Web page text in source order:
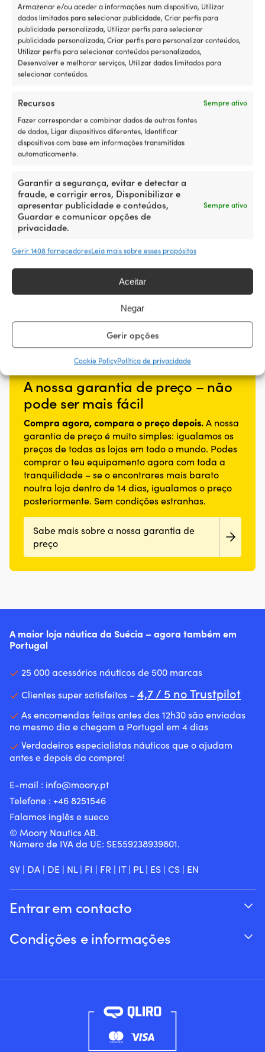
Armazenar e/ou aceder a informações num dispositivo, Utilizar
dados limitados para selecionar publicidade, Criar perfis para
publicidade personalizada, Utilizar perfis para selecionar
publicidade personalizada, Criar perfis para personalizar conteúdos,
Utilizar perfis para selecionar conteúdos personalizados,
Desenvolver e melhorar serviços, Utilizar dados limitados para
selecionar conteúdos.
Recursos
Sempre ativo
Fazer corresponder e combinar dados de outras fontes
de dados, Ligar dispositivos diferentes, Identificar
dispositivos com base em informações transmitidas
automaticamente.
Garantir a segurança, evitar e detectar a
fraude, e corrigir erros, Disponibilizar e
apresentar publicidade e conteúdos,
Guardar e comunicar opções de
privacidade.
Sempre ativo
Gerir 1408 fornecedoresLeia mais sobre esses propósitos
Aceitar
Negar
Gerir opções
Cookie PolicyPolítica de privacidade
Strömshaga
LÂMPADAS A ÓLEO SÃO ALIMENTADAS POR
Óleo para lamparina
QUEIMADOR
DIMENSÕES
Ø80 mm x 250 mm
7332771039549
LINK PARA O FABRICANTE
https://www.stromshaga.se/belysning/gammaldags-
belysning/fotogenlampor/fotogenlampa-rak-svart-liten
A nossa garantia de preço – não
pode ser mais fácil
Compra agora, compara o preço depois.A nossa
garantia de preço é muito simples: igualamos os
preços de todas as lojas em todo o mundo. Podes
comprar o teu equipamento agora com toda a
tranquilidade – se o encontrares mais barato
noutra loja dentro de 14 dias, igualamos o preço
posteriormente. Sem condições estranhas.
Sabe mais sobre a nossa garantia de
preço
A maior loja náutica da Suécia – agora também em
Portugal
25 000 acessórios náuticos de 500 marcas
Clientes super satisfeitos –4,7 / 5 no Trustpilot
As encomendas feitas antes das 12h30 são enviadas
no mesmo dia e chegam a Portugal em 4 dias
Verdadeiros especialistas náuticos que o ajudam
antes e depois da compra!
E-mail : info@moory.pt
Telefone : +46 8251546
Falamos inglês e sueco
© Moory Nautics AB.
Número de IVA da UE: SE559238939801.
SV | DA | DE | NL| FI | FR | IT| PL| ES | CS | EN
Entrar em contacto
Sobre a Moory
Condições e informações
Devoluções e reembolsos
Termos e Condições